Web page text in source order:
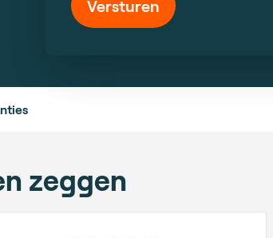
Versturen
zeggen